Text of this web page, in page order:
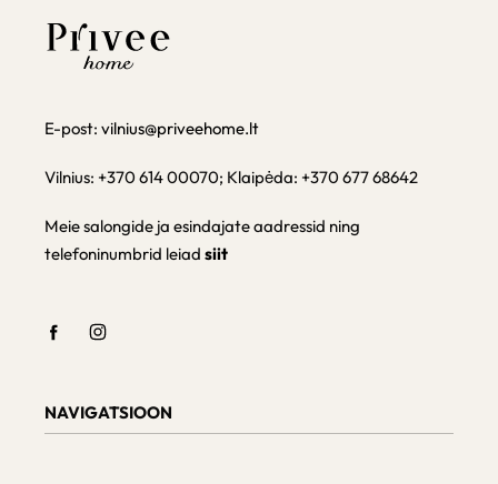
E-post: vilnius@priveehome.lt
Vilnius: +370 614 00070; Klaipėda: +370 677 68642
Meie salongide ja esindajate aadressid ning
telefoninumbrid leiad siit
NAVIGATSIOON